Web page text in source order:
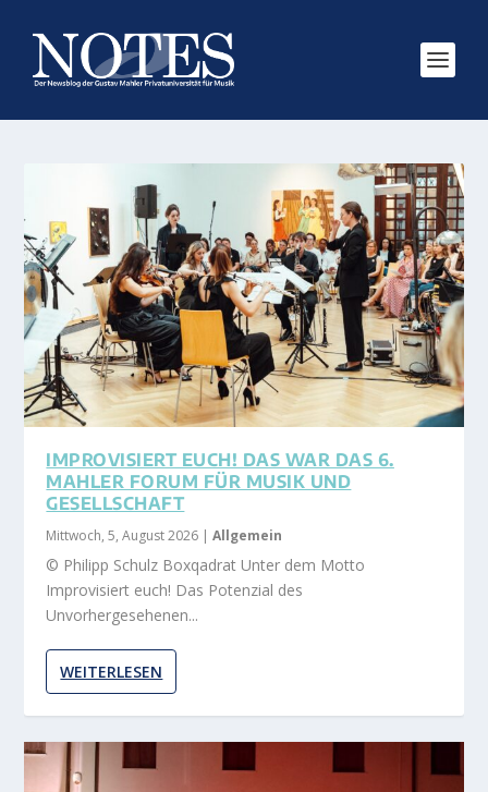
IMPROVISIERT EUCH! DAS WAR DAS 6.
MAHLER FORUM FÜR MUSIK UND
GESELLSCHAFT
Mittwoch, 5, August 2026 |Allgemein
© Philipp Schulz Boxqadrat Unter dem Motto
Improvisiert euch! Das Potenzial des
Unvorhergesehenen...
WEITERLESEN